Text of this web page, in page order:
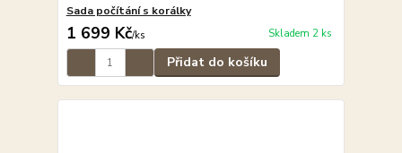
Sada počítání s korálky
1 699 Kč/ks Skladem 2 ks
Přidat do košíku